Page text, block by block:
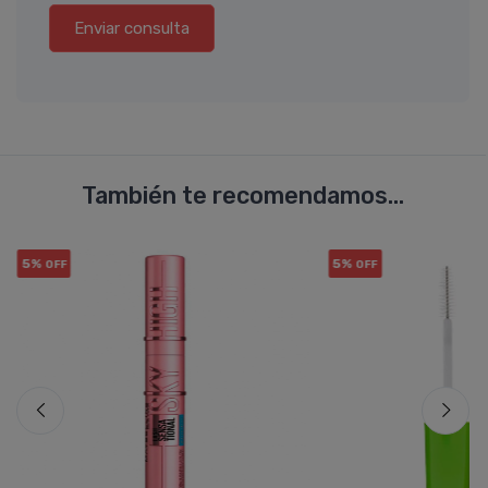
Enviar consulta
También te recomendamos...
5% OFF 5% OFF